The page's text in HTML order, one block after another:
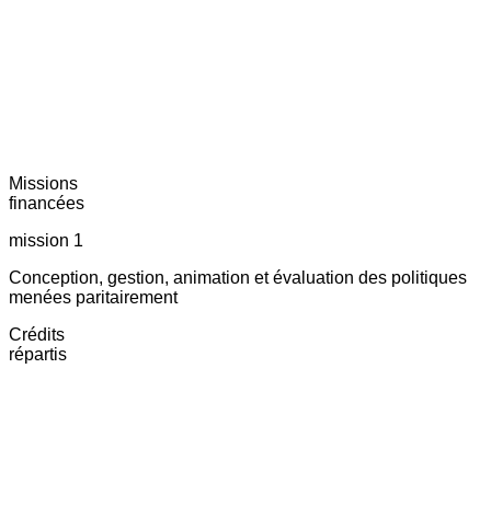
Missions
financées
mission 1
Conception, gestion, animation et évaluation des politiques
menées paritairement
Crédits
répartis